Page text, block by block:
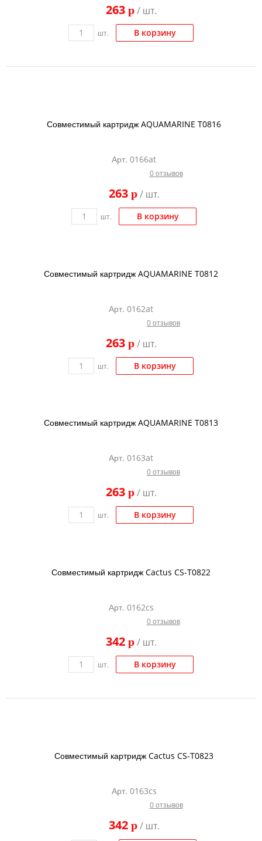
263 p/ шт.
шт. В корзину
Совместимый картридж AQUAMARINE T0816
Арт. 0166at
0 отзывов
263 p/ шт.
шт. В корзину
Совместимый картридж AQUAMARINE T0812
Арт. 0162at
0 отзывов
263 p/ шт.
шт. В корзину
Совместимый картридж AQUAMARINE T0813
Арт. 0163at
0 отзывов
263 p/ шт.
шт. В корзину
Совместимый картридж Cactus CS-T0822
Арт. 0162cs
0 отзывов
342 p/ шт.
шт. В корзину
Совместимый картридж Cactus CS-T0823
Арт. 0163cs
0 отзывов
342 p/ шт.